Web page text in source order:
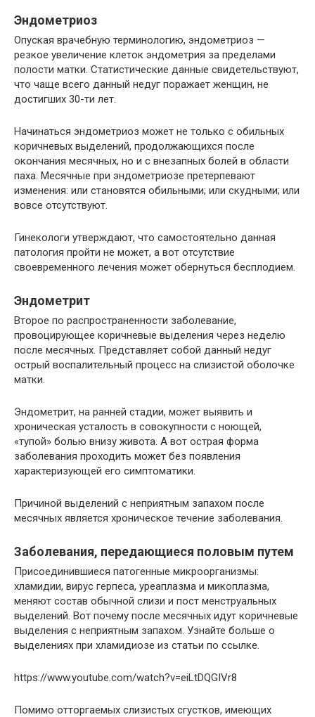
Эндометриоз
Опуская врачебную терминологию, эндометриоз —
резкое увеличение клеток эндометрия за пределами
полости матки. Статистические данные свидетельствуют,
что чаще всего данный недуг поражает женщин, не
достигших 30-ти лет.
Начинаться эндометриоз может не только с обильных
коричневых выделений, продолжающихся после
окончания месячных, но и с внезапных болей в области
паха. Месячные при эндометриозе претерпевают
изменения: или становятся обильными; или скудными; или
вовсе отсутствуют.
Гинекологи утверждают, что самостоятельно данная
патология пройти не может, а вот отсутствие
своевременного лечения может обернуться бесплодием.
Эндометрит
Второе по распространенности заболевание,
провоцирующее коричневые выделения через неделю
после месячных. Представляет собой данный недуг
острый воспалительный процесс на слизистой оболочке
матки.
Эндометрит, на ранней стадии, может выявить и
хроническая усталость в совокупности с ноющей,
«тупой» болью внизу живота. А вот острая форма
заболевания проходить может без появления
характеризующей его симптоматики.
Причиной выделений с неприятным запахом после
месячных является хроническое течение заболевания.
Заболевания, передающиеся половым путем
Присоединившиеся патогенные микроорганизмы:
хламидии, вирус герпеса, уреаплазма и микоплазма,
меняют состав обычной слизи и пост менструальных
выделений. Вот почему после месячных идут коричневые
выделения с неприятным запахом. Узнайте больше о
выделениях при хламидиозе из статьи по ссылке.
https://www.youtube.com/watch?v=eiLtDQGIVr8
Помимо отторгаемых слизистых сгустков, имеющих